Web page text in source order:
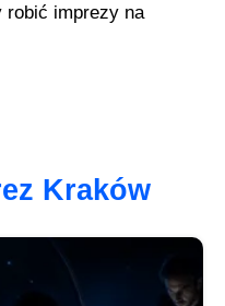
robić imprezy na
Kraków